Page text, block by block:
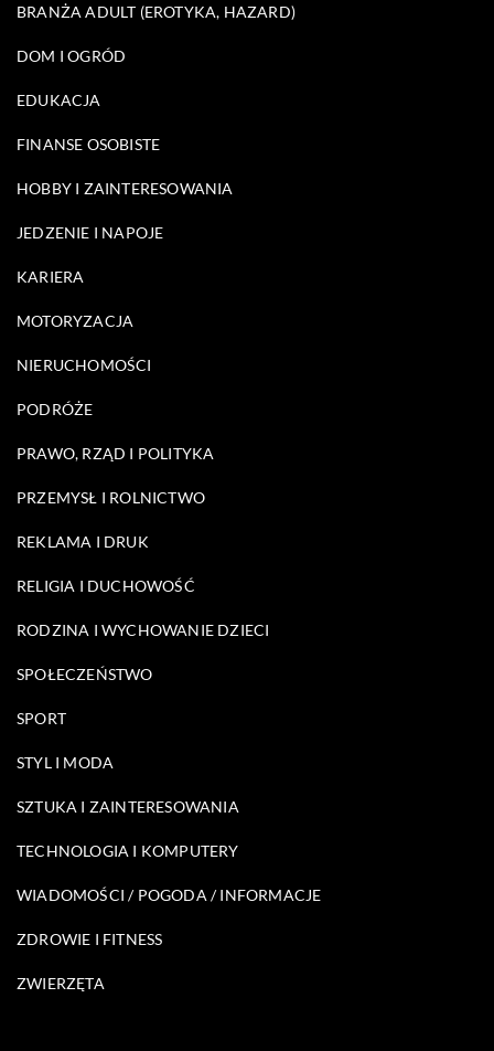
BRANŻA ADULT (EROTYKA, HAZARD)
DOM I OGRÓD
EDUKACJA
FINANSE OSOBISTE
HOBBY I ZAINTERESOWANIA
JEDZENIE I NAPOJE
KARIERA
MOTORYZACJA
NIERUCHOMOŚCI
PODRÓŻE
PRAWO, RZĄD I POLITYKA
PRZEMYSŁ I ROLNICTWO
REKLAMA I DRUK
RELIGIA I DUCHOWOŚĆ
RODZINA I WYCHOWANIE DZIECI
SPOŁECZEŃSTWO
SPORT
STYL I MODA
SZTUKA I ZAINTERESOWANIA
TECHNOLOGIA I KOMPUTERY
WIADOMOŚCI / POGODA / INFORMACJE
ZDROWIE I FITNESS
ZWIERZĘTA